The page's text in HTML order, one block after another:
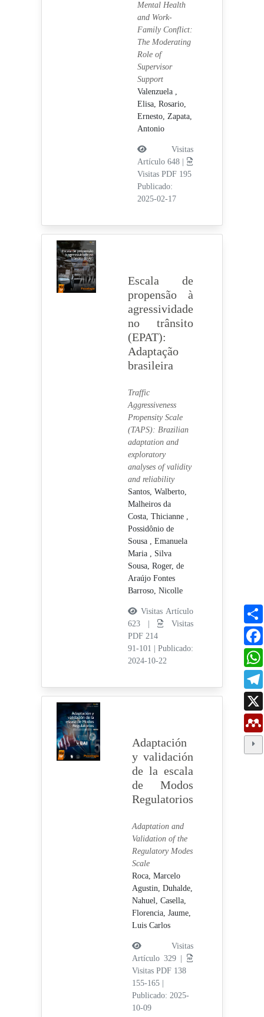
Mental Health
and Work-
Family Conflict:
The Moderating
Role of
Supervisor
Support
Valenzuela ,
Elisa, Rosario,
Ernesto, Zapata,
Antonio
Visitas
Artículo 648 |
Visitas PDF 195
Publicado:
2025-02-17
Escala de
propensão à
agressividade
no trânsito
(EPAT):
Adaptação
brasileira
Traffic
Aggressiveness
Propensity Scale
(TAPS): Brazilian
adaptation and
exploratory
analyses of validity
and reliability
Santos, Walberto,
Malheiros da
Costa, Thicianne ,
Possidônio de
Sousa , Emanuela
Maria , Silva
Sousa, Roger, de
Araújo Fontes
Barroso, Nicolle
Visitas Artículo
623 |
Visitas
PDF 214
91-101
Publicado:
2024-10-22
Adaptación
y validación
de la escala
de Modos
Regulatorios
Adaptation and
Validation of the
Regulatory Modes
Scale
Roca, Marcelo
Agustin, Duhalde,
Nahuel, Casella,
Florencia, Jaume,
Luis Carlos
Visitas
Artículo 329 |
Visitas PDF 138
155-165
Publicado: 2025-
10-09